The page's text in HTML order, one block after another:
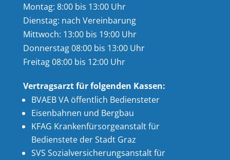
Montag: 8:00 bis 13:00 Uhr
Dienstag: nach Vereinbarung
Mittwoch: 13:00 bis 19:00 Uhr
Donnerstag 08:00 bis 13:00 Uhr
Freitag 08:00 bis 12:00 Uhr
Vertragsarzt für folgenden Kassen:
BVAEB VA öffentlich Bediensteter
Eisenbahnen und Bergbau
KFAG Krankenfürsorgeanstalt für
Bedienstete der Stadt Graz
SVS Sozialversicherungsanstalt für